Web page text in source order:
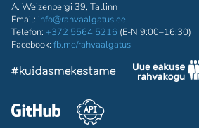
A. Weizenbergi 39, Tallinn
Email: info@rahvaalgatus.ee
Telefon: +372 5564 5216 (E-N 9:00–16:30)
Facebook: fb.me/rahvaalgatus